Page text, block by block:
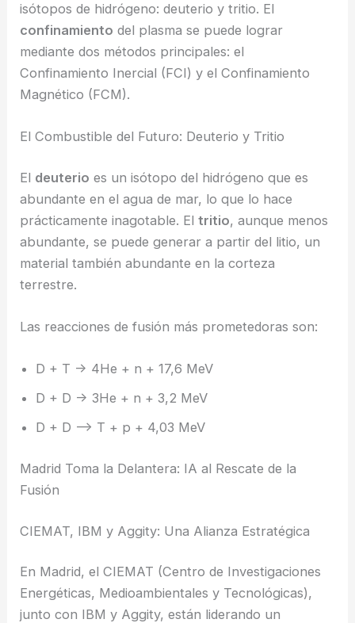
isótopos de hidrógeno: deuterio y tritio. El
confinamiento del plasma se puede lograr
mediante dos métodos principales: el
Confinamiento Inercial (FCI) y el Confinamiento
Magnético (FCM).
El Combustible del Futuro: Deuterio y Tritio
El deuterio es un isótopo del hidrógeno que es
abundante en el agua de mar, lo que lo hace
prácticamente inagotable. Eltritio, aunque menos
abundante, se puede generar a partir del litio, un
material también abundante en la corteza
terrestre.
Las reacciones de fusión más prometedoras son:
D + T -> 4He + n + 17,6 MeV
D + D -> 3He + n + 3,2 MeV
D + D –> T + p + 4,03 MeV
Madrid Toma la Delantera: IA al Rescate de la
Fusión
CIEMAT, IBM y Aggity: Una Alianza Estratégica
En Madrid, el CIEMAT (Centro de Investigaciones
Energéticas, Medioambientales y Tecnológicas),
junto con IBM y Aggity, están liderando un